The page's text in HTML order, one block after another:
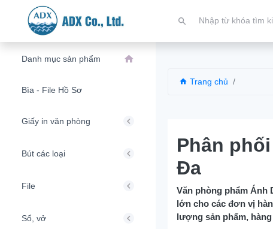
Danh mục sản phẩm
Bìa - File Hồ Sơ
Giấy in văn phòng
Bút các loại
File
Sổ, vở
Trang chủ
Phân
Đa
Văn phòng phẩm
lớn cho các đơn vị
lượng sản phẩm, hàng